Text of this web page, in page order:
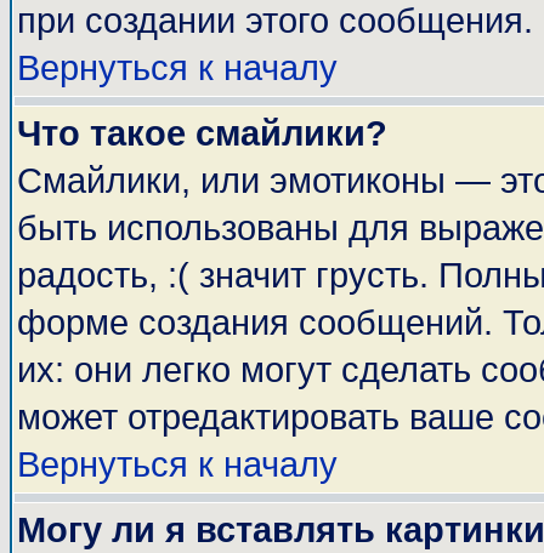
при создании этого сообщения.
Вернуться к началу
Что такое смайлики?
Смайлики, или эмотиконы —
быть использованы для
радость, :( значит грусть.
форме создания сообщений.
их: они легко могут сделать
может отредактировать ваше
Вернуться к началу
Могу ли я вставлять